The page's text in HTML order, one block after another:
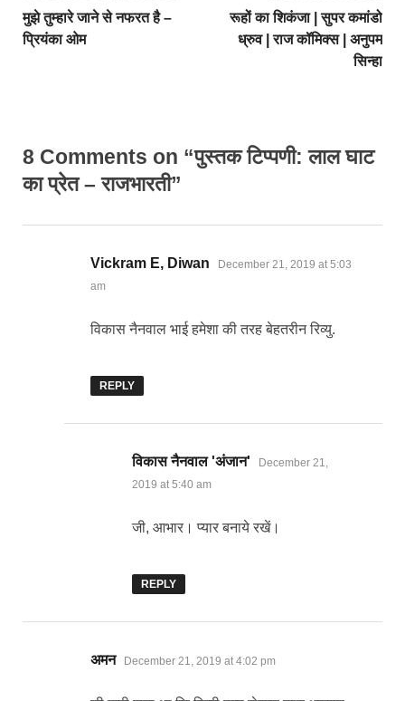
मुझे तुम्हारे जाने से नफरत है –
प्रियंका ओम
रूहों का शिकंजा | सुपर कमांडो
ध्रुव | राज कॉमिक्स | अनुपम
सिन्हा
8 Comments on “पुस्तक टिप्पणी: लाल घाट
का प्रेत – राजभारती”
Vickram E, Diwan says:
December 21, 2019 at 5:03
am
विकास नैनवाल भाई हमेशा की तरह बेहतरीन रिव्यु.
REPLY
विकास नैनवाल 'अंजान' says:
December 21,
2019 at 5:40 am
जी, आभार। प्यार बनाये रखें।
REPLY
अमन says:
December 21, 2019 at 4:02 pm